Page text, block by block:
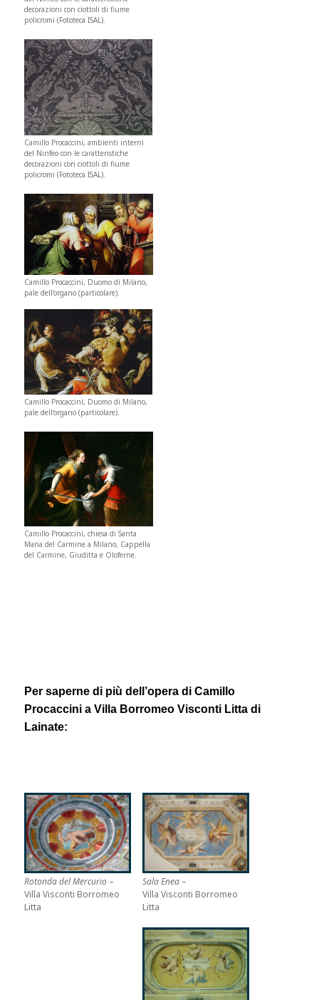
decorazioni con ciottoli di fiume
policromi (Fototeca ISAL).
Camillo Procaccini, ambienti interni
del Ninfeo con le caratteristiche
decorazioni con ciottoli di fiume
policromi (Fototeca ISAL).
Camillo Procaccini, Duomo di Milano,
pale dell’organo (particolare).
Camillo Procaccini, Duomo di Milano,
pale dell’organo (particolare).
Camillo Procaccini, chiesa di Santa
Maria del Carmine a Milano, Cappella
del Carmine, Giuditta e Oloferne.
Per saperne di più dell’opera di Camillo
Procaccini a Villa Borromeo Visconti Litta di
Lainate:
Rotonda del Mercurio –
Villa Visconti Borromeo
Litta
Sala Enea –
Villa Visconti Borromeo
Litta